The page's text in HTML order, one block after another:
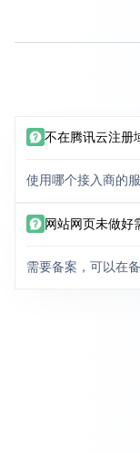
不在腾讯云注册
使用哪个接入商的
网站网页未做好
需要备案，可以在